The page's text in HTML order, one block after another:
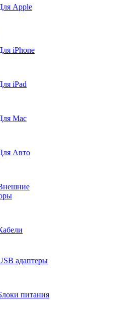
Apple
iPhone
iPad
Mac
Авто
адаптеры
питания